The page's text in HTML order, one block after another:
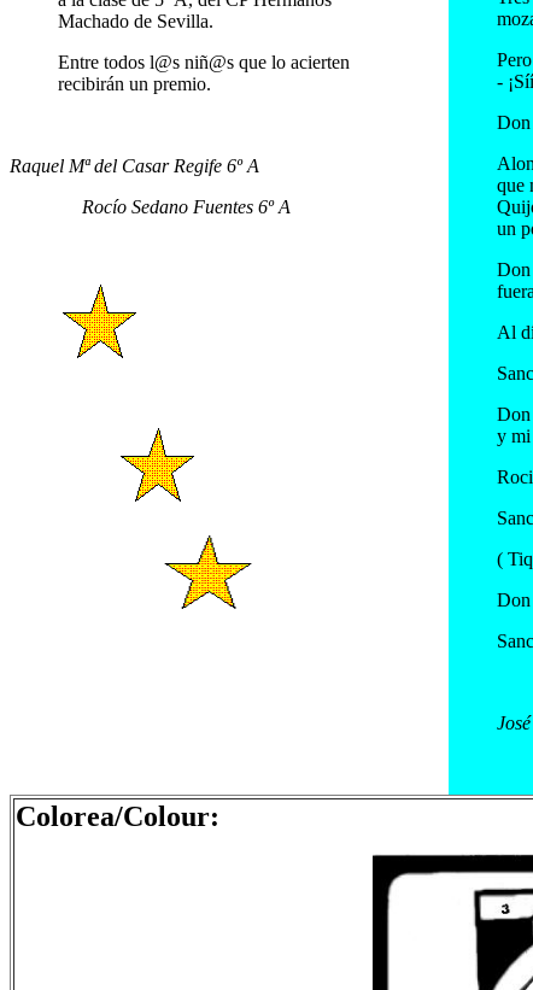
Machado de Sevilla.
Entre todos l@s niñ@s que lo acierten
recibirán un premio.
Raquel Mª del Casar Regife 6º A
Rocío Sedano Fuentes 6º A
-
Don
que
un
Don
Al
Don
y mi
(
Don
Colorea/Colour: